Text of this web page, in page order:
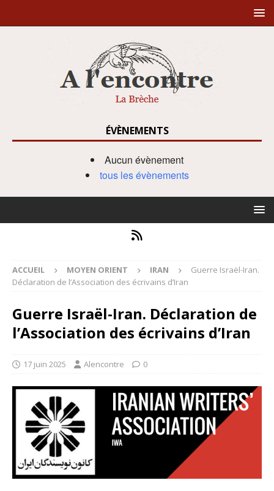
ÉVÈNEMENTS
Aucun évènement
tous les évènements
ACCUEIL MOYEN ORIENT IRAN
Guerre Israël-Iran.
Déclaration de l’Association des écrivains d’Iran
Guerre Israël-Iran. Déclaration de
l’Association des écrivains d’Iran
17 juin 2025 Alencontre 0